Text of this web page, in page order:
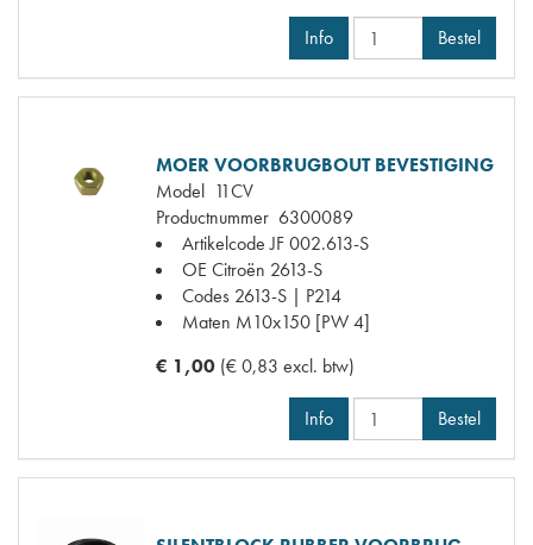
Info Bestel
MOER VOORBRUGBOUT BEVESTIGING
Model 11CV
Productnummer 6300089
Artikelcode JF002.613-S
OE Citroën 2613-S
Codes 2613-S | P214
Maten M10x150 [PW 4]
€ 1,00 (€ 0,83 excl. btw)
Info Bestel